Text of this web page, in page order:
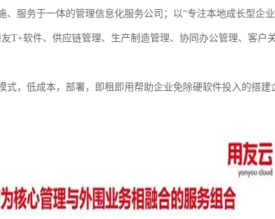
服务于一体的管理信息化服务公司；以“专注本地成长型企业
T+软件、供应链管理、生产制造管理、协同办公管理、客户
，低成本，部署，即租即用帮助企业免除硬软件投入的搭建